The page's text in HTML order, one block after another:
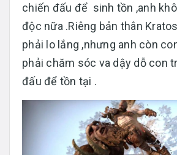
chiến đấu để sinh tồn ,anh
độc nữa .Riêng bản thân
phải lo lắng ,nhưng anh còn
phải chăm sóc va dậy dỗ con
đấu để tồn tại .